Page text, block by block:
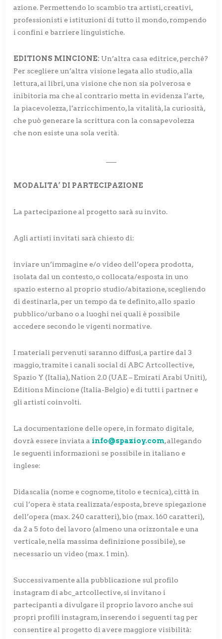
azione. Permettendo lo scambio tra artisti, creativi,
professionisti e istituzioni di tutto il mondo, rompendo
i confini e barriere linguistiche.
EDITIONS MINCIONE: Un’altra casa editrice, perché?
Per scegliere un’altra visione legata allo studio, alla
lettura, ai libri, una visione che non sia polverosa e
inibitoria ma che al contrario metta in evidenza l’arte,
la piacevolezza, l’arricchimento, la vitalità, la curiosità,
che può generare la scrittura con la consapevolezza
che non esiste una sola verità.
MODALITA’ DI PARTECIPAZIONE
La partecipazione al progetto sarà su invito.
Agli artisti invitati sarà chiesto di:
inviare un’immagine e/o video dell’opera prodotta,
isolata dal un contesto, o collocata/esposta in uno
spazio esterno al proprio studio/abitazione, scegliendo
di destinarla, per un tempo da te definito, allo spazio
pubblico/urbano o a luoghi nei quali è possibile
accedere secondo le vigenti normative.
I materiali pervenuti saranno diffusi, a partire dal 3
maggio, tramite i canali social di ABC Artcollective,
Spazio Y (Italia), Nation 2.0 (UAE – Emirati Arabi Uniti),
Editions Mincione (Italia-Belgio) e di tutti i partner e
gli artisti coinvolti.
La documentazione delle opere, in formato digitale,
dovrà essere inviata a info@spazioy.com, allegando
le seguenti informazioni se possibile in italiano e
inglese:
Didascalia (nome e cognome, titolo e tecnica), città in
cui l’opera è stata realizzata/esposta, breve spiegazione
dell’opera (max. 240 caratteri), bio (max. 160 caratteri),
da 2 a 5 foto del lavoro (almeno una orizzontale e una
verticale, nella massima definizione possibile), se
necessario un video (max. 1 min).
Successivamente alla pubblicazione sul profilo
instagram di abc_artcollective, si invitano i
partecipanti a divulgare il proprio lavoro anche sui
propri profili instagram, inserendo i seguenti tag per
consentire al progetto di avere maggiore visibilità: